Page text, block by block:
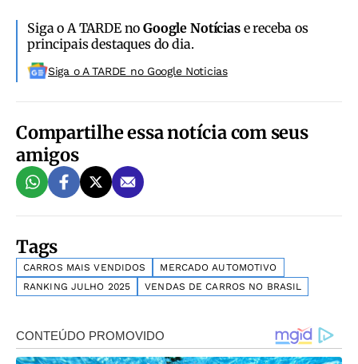
Siga o A TARDE noGoogle Notíciase receba os
principais destaques do dia.
Siga o A TARDE no Google Noticias
Compartilhe essa notícia com seus
amigos
Tags
CARROS MAIS VENDIDOS
MERCADO AUTOMOTIVO
RANKING JULHO 2025
VENDAS DE CARROS NO BRASIL